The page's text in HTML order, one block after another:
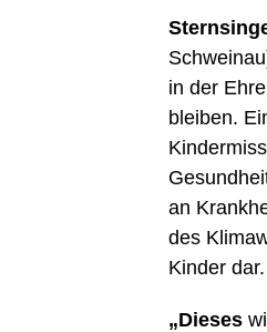
in der
bleiben.
an
des
Kinder dar.
„Dieses